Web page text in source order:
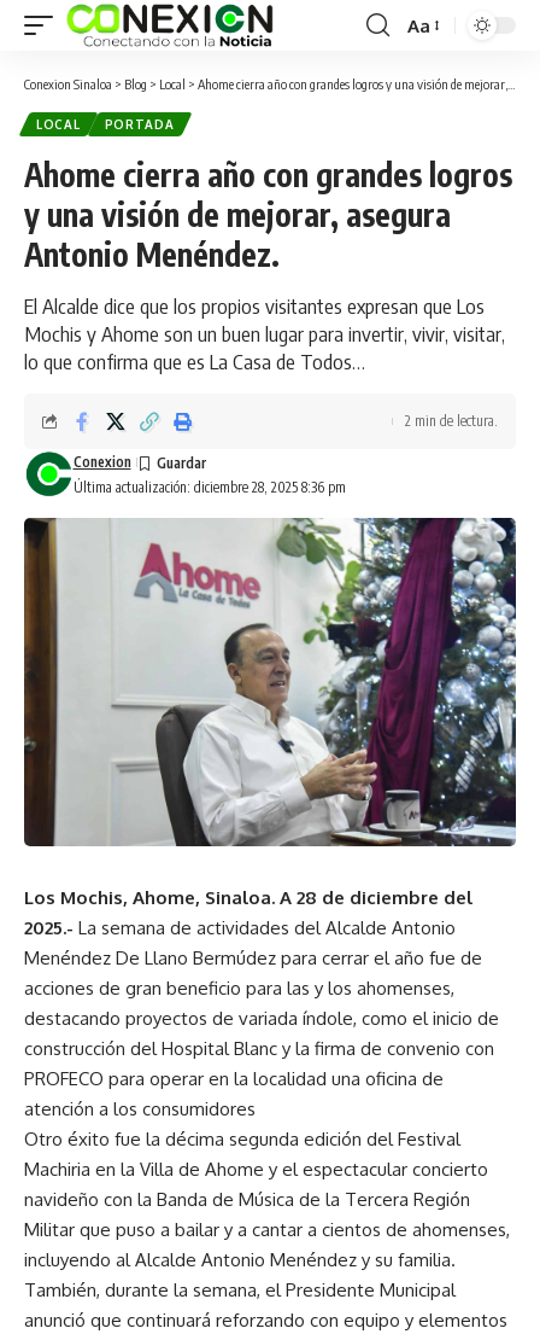
Aa
Conexion Sinaloa > Blog > Local > Ahome cierra año con grandes logros y una visión de mejorar, asegura Antonio Menéndez.
LOCAL PORTADA
Ahome cierra año con grandes logros
y una visión de mejorar, asegura
Antonio Menéndez.
El Alcalde dice que los propios visitantes expresan que Los
Mochis y Ahome son un buen lugar para invertir, vivir, visitar,
lo que confirma que es La Casa de Todos…
Última actualización: diciembre 28, 2025 8:36 pm
Conexion
2 min de lectura.
Los Mochis, Ahome, Sinaloa. A 28 de diciembre del
2025.- La semana de actividades del Alcalde Antonio
Menéndez De Llano Bermúdez para cerrar el año fue de
acciones de gran beneficio para las y los ahomenses,
destacando proyectos de variada índole, como el inicio de
construcción del Hospital Blanc y la firma de convenio con
PROFECO para operar en la localidad una oficina de
atención a los consumidores
Otro éxito fue la décima segunda edición del Festival
Machiria en la Villa de Ahome y el espectacular concierto
navideño con la Banda de Música de la Tercera Región
Militar que puso a bailar y a cantar a cientos de ahomenses,
incluyendo al Alcalde Antonio Menéndez y su familia.
También, durante la semana, el Presidente Municipal
anunció que continuará reforzando con equipo y elementos